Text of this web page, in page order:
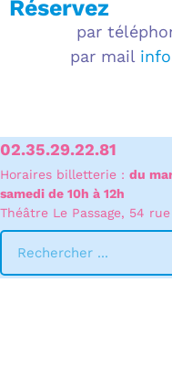
Réservez
par
par mail
02.35.29.22.81
Horaires billetterie : du
samedi de 10h à 12h
Théâtre Le Passage, 54